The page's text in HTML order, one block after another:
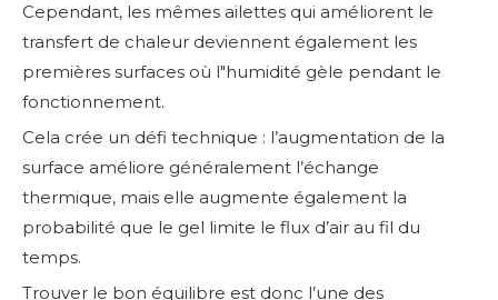
Cependant, les mêmes ailettes qui améliorent le
transfert de chaleur deviennent également les
premières surfaces où l"humidité gèle pendant le
fonctionnement.
Cela crée un défi technique : l’augmentation de la
surface améliore généralement l’échange
thermique, mais elle augmente également la
probabilité que le gel limite le flux d’air au fil du
temps.
Trouver le bon équilibre est donc l’une des